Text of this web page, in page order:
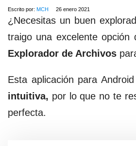
Escrito por: MCH 26 enero 2021
¿Necesitas un buen
traigo una excelente
Explorador de Archivos
Esta aplicación para
intuitiva, por lo que no te
perfecta.